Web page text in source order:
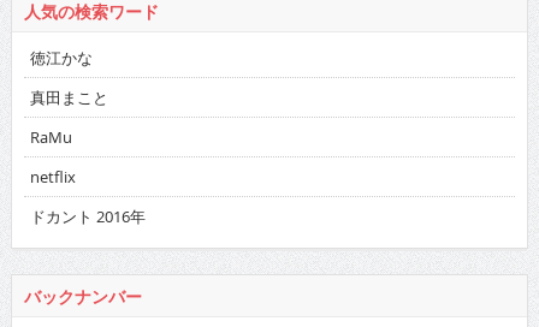
人気の検索ワード
徳江かな
真田まこと
RaMu
netflix
ドカント 2016年
バックナンバー